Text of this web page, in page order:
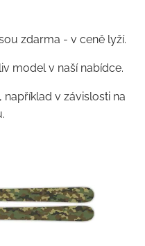
zdarma - v ceně lyží.
model v naší nabídce.
například v závislosti na